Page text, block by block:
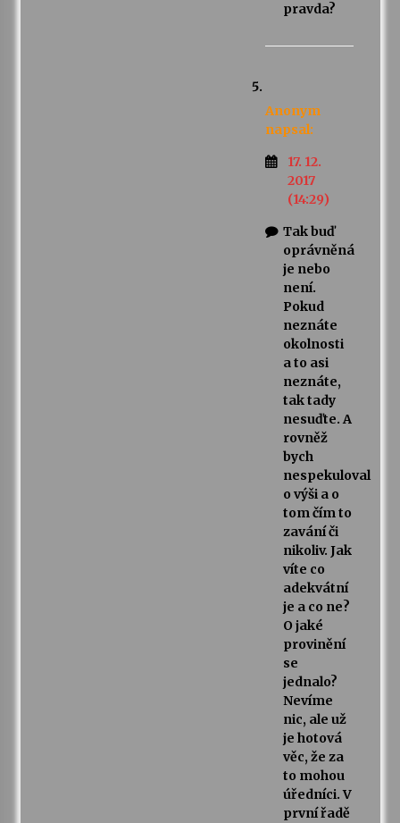
pravda?
Anonym
napsal:
17. 12.
2017
(14:29)
Tak buď
oprávněná
je nebo
není.
Pokud
neznáte
okolnosti
a to asi
neznáte,
tak tady
nesuďte. A
rovněž
bych
nespekuloval
o výši a o
tom čím to
zavání či
nikoliv. Jak
víte co
adekvátní
je a co ne?
O jaké
provinění
se
jednalo?
Nevíme
nic, ale už
je hotová
věc, že za
to mohou
úředníci. V
první řadě